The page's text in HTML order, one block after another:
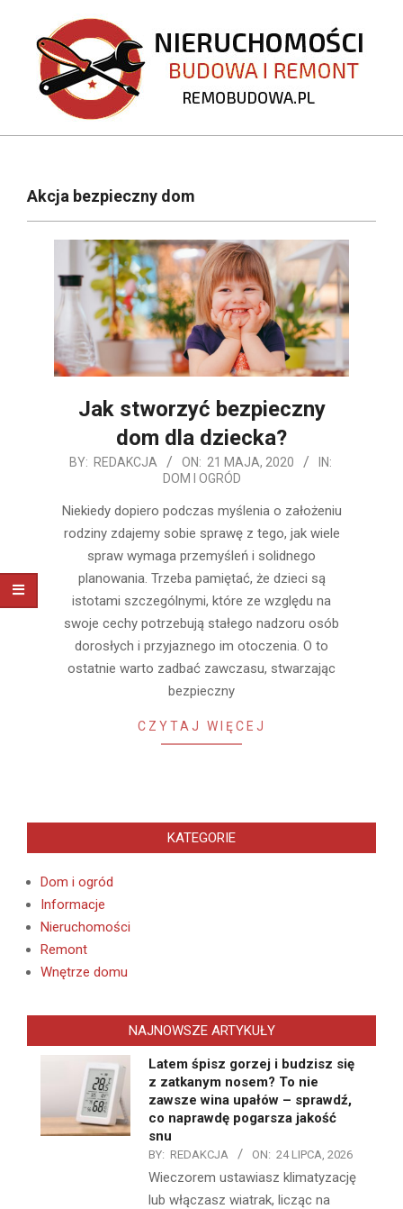
content
REMOBUDOWA.PL
Navigation
Akcja bezpieczny dom
Jak stworzyć bezpieczny
dom dla dziecka?
2020-
21
BY: REDAKCJA ON: 21 MAJA, 2020
IN:
DOM I OGRÓD
Niekiedy dopiero podczas myślenia o założeniu
rodziny zdajemy sobie sprawę z tego, jak wiele
spraw wymaga przemyśleń i solidnego
planowania. Trzeba pamiętać, że dzieci są
istotami szczególnymi, które ze względu na
swoje cechy potrzebują stałego nadzoru osób
dorosłych i przyjaznego im otoczenia. O to
ostatnie warto zadbać zawczasu, stwarzając
bezpieczny
CZYTAJ WIĘCEJ
KATEGORIE
Dom i ogród
Informacje
Nieruchomości
Remont
Wnętrze domu
NAJNOWSZE ARTYKUŁY
Latem śpisz gorzej i budzisz się
z zatkanym nosem? To nie
zawsze wina upałów – sprawdź,
co naprawdę pogarsza jakość
snu
BY: REDAKCJA ON: 24 LIPCA, 2026
Wieczorem ustawiasz klimatyzację
lub włączasz wiatrak, licząc na